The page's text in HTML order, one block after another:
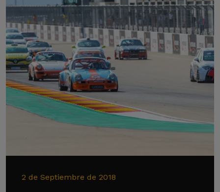
2 de Septiembre de 2018